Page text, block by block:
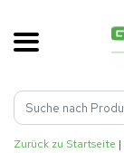
Zurück zu Startseite |